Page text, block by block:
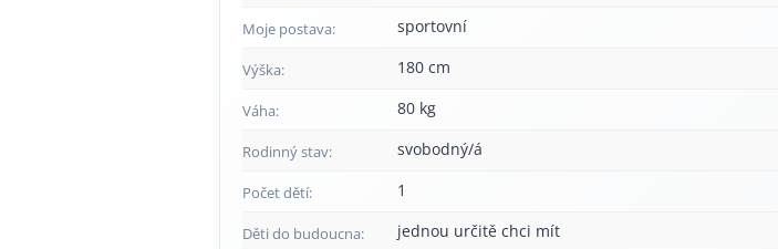
Moje postava: sportovní
Výška: 180 cm
Váha: 80 kg
Rodinný stav: svobodný/á
Počet dětí: 1
Děti do budoucna: jednou určitě chci mít